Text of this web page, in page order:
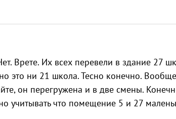
Врете. Их всех перевели в здание 27
это ни 21 школа. Тесно конечно.
он перегружена и в две смены.
учитывать что помещение 5 и 27